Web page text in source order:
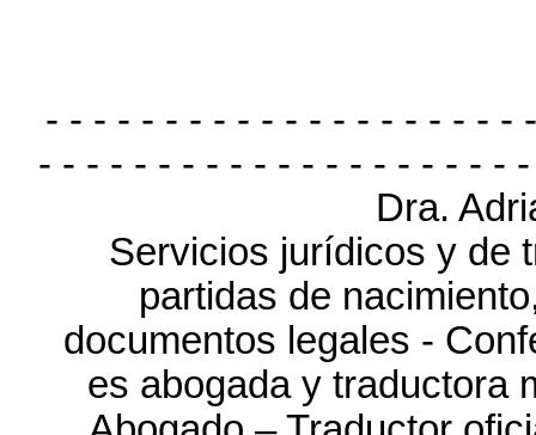
- - - - - - - - - - - - - - - - - - - -
- - - - - - - - - - - - - - - - - - - -
Dra.
Servicios jurídicos y de
partidas de
documentos legales -
es abogada y traductora